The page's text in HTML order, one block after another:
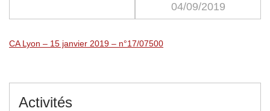
04/09/2019
CA Lyon – 15 janvier 2019 – n°17/07500
Activités